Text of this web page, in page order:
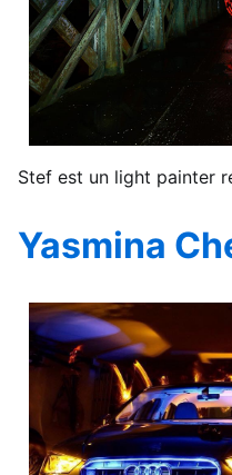
Stef est un light painter
Yasmina